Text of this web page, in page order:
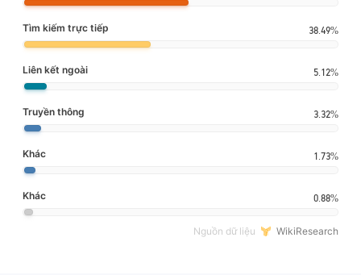
Tìm kiếm trực tiếp 38.49%
Liên kết ngoài 5.12%
Truyền thông 3.32%
Khác 1.73%
Khác 0.88%
Nguồn dữ liệu WikiResearch